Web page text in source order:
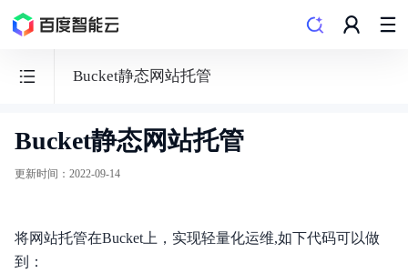
Bucket静态网站托管
BOS
对
储
Bucket静态网站托管
更新时间 ： 2022-09-14
将网站托管在Bucket上，实现轻量化运维,如下代码可以做
到：